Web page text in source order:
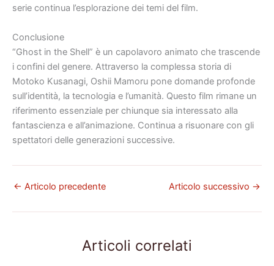
serie continua l’esplorazione dei temi del film.
Conclusione
“Ghost in the Shell” è un capolavoro animato che trascende
i confini del genere. Attraverso la complessa storia di
Motoko Kusanagi, Oshii Mamoru pone domande profonde
sull’identità, la tecnologia e l’umanità. Questo film rimane un
riferimento essenziale per chiunque sia interessato alla
fantascienza e all’animazione. Continua a risuonare con gli
spettatori delle generazioni successive.
← Articolo precedente Articolo successivo →
Articoli correlati